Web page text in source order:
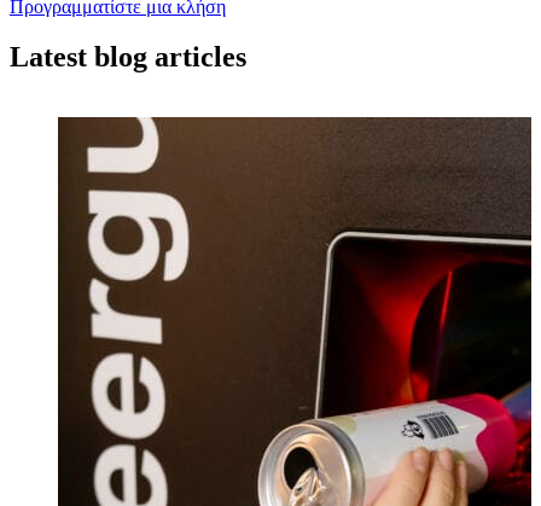
Προγραμματίστε μια κλήση
Latest blog articles